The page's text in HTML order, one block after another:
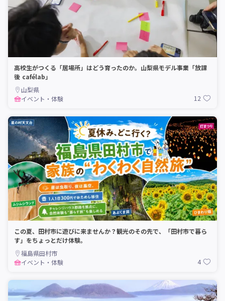
高校生がつくる「居場所」はどう育ったのか。山梨県モデル事業「放課
後 cafélab」
山梨県
イベント・体験
12
この夏、田村市に遊びに来ませんか？観光のその先で、「田村市で暮ら
す」をちょっとだけ体験。
福島県田村市
イベント・体験
4